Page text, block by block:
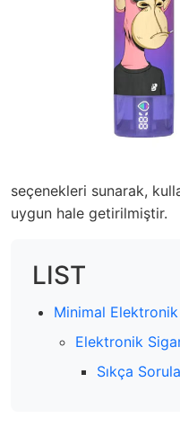
seçenekleri sunarak,
uygun hale getirilmiştir.
LIST
Minimal Elektronik
Elektronik
Sıkça